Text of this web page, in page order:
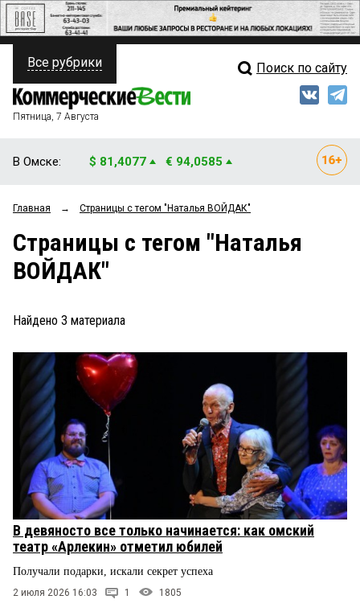
ПОЛИТИКА
ФИНАНСЫ
ОБЩЕСТВО
ЗАКОН
НОВОСТИ КОМПАНИЙ
ПРОИСШЕСТВИЯ
СТИЛЬ ЖИЗНИ
Свежий выпуск
Мнения
Рейтинги
Все рубрики Поиск по сайту
Пятница, 7 Августа
В Омске: $ 81,4077 € 94,0585
Главная → Страницы c тегом "Наталья ВОЙДАК"
Страницы c тегом "Наталья
ВОЙДАК"
Найдено 3 материала
В девяносто все только начинается: как омский
театр «Арлекин» отметил юбилей
Получали подарки, искали секрет успеха
2 июля 2026 16:03 1 1805